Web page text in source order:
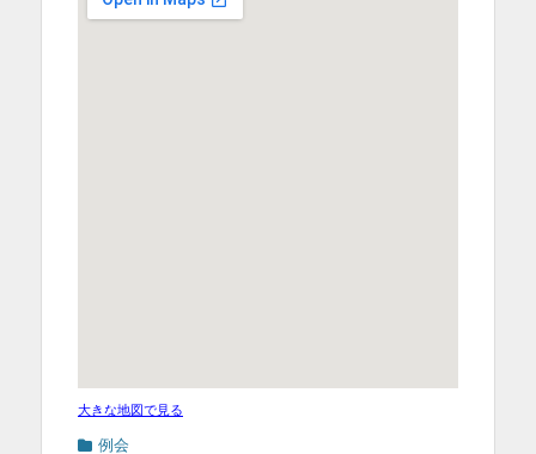
大きな地図で見る
カ 例会